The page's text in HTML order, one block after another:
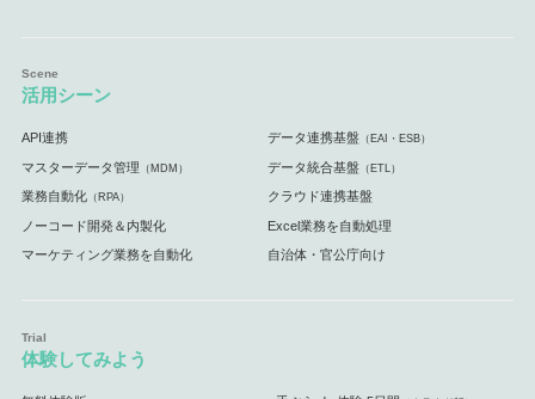
活用シーン
API連携 データ連携基盤 （EAI・ESB）
マスターデータ管理 （MDM） データ統合基盤 （ETL）
業務自動化（RPA） クラウド連携基盤
ノーコード開発＆内製化 Excel業務を自動処理
マーケティング業務を自動化 自治体・官公庁向け
体験してみよう